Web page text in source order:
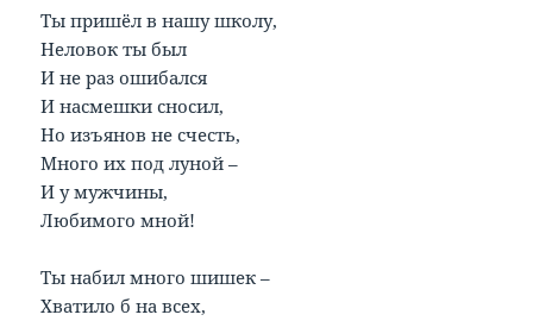
Ты пришёл в нашу школу,
Неловок ты был
И не раз ошибался
И насмешки сносил,
Но изъянов не счесть,
Много их под луной –
И у мужчины,
Любимого мной!
Ты набил много шишек –
Хватило б на всех,